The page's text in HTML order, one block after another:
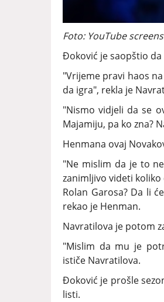
Foto: YouTube
Đoković je saopštio
"Vrijeme pravi haos
da igra", rekla je
"Nismo vidjeli da se
Majamiju, pa ko zna?
Henmana ovaj
"Ne mislim da je to
zanimljivo videti
Rolan Garosa? Da li
rekao je Henman.
Navratilova je potom
"Mislim da mu je
ističe Navratilova.
Đoković je prošle
listi.